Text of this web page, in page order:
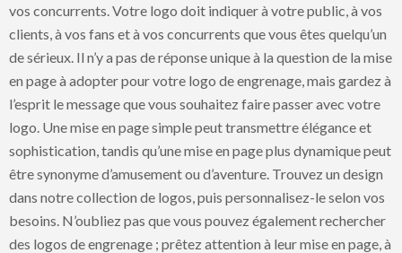
vos concurrents. Votre logo doit indiquer à votre public, à vos
clients, à vos fans et à vos concurrents que vous êtes quelqu’un
de sérieux. Il n’y a pas de réponse unique à la question de la mise
en page à adopter pour votre logo de engrenage, mais gardez à
l’esprit le message que vous souhaitez faire passer avec votre
logo. Une mise en page simple peut transmettre élégance et
sophistication, tandis qu’une mise en page plus dynamique peut
être synonyme d’amusement ou d’aventure. Trouvez un design
dans notre collection de logos, puis personnalisez-le selon vos
besoins. N’oubliez pas que vous pouvez également rechercher
des logos de engrenage ; prêtez attention à leur mise en page, à